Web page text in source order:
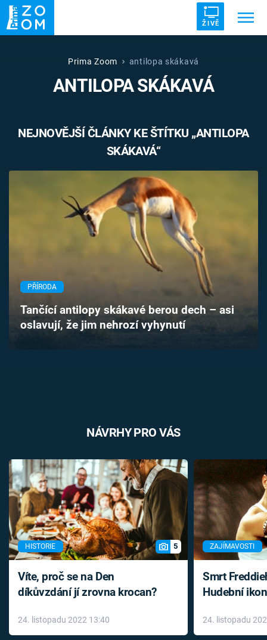
ŽIVĚ
ZRÁDCI UFO DRUHÁ SVĚTOVÁ VÁLKA
VETŘELCI DÁVNOVĚKU
Časopis
Sledujte prima+
Prima Zoom antilopa skákavá
ANTILOPA SKÁKAVÁ
NEJNOVĚJŠÍ ČLÁNKY KE ŠTÍTKU „ANTILOPA
SKÁKAVÁ“
PŘÍRODA
Tančící antilopy skákavé berou dech – asi
oslavují, že jim nehrozí vyhynutí
NÁVRHY PRO VÁS
HISTORIE 5
Víte, proč se na Den
díkůvzdání jí zrovna krocan?
24. listopadu 2022 13:40
ZAJÍMAVOSTI
Smrt
Hudební
léky
24. listopadu